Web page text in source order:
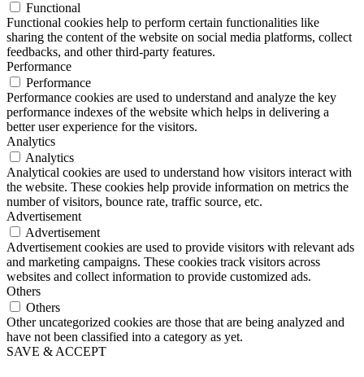
Functional
Functional cookies help to perform certain functionalities like
sharing the content of the website on social media platforms, collect
feedbacks, and other third-party features.
Performance
Performance
Performance cookies are used to understand and analyze the key
performance indexes of the website which helps in delivering a
better user experience for the visitors.
Analytics
Analytics
Analytical cookies are used to understand how visitors interact with
the website. These cookies help provide information on metrics the
number of visitors, bounce rate, traffic source, etc.
Advertisement
Advertisement
Advertisement cookies are used to provide visitors with relevant ads
and marketing campaigns. These cookies track visitors across
websites and collect information to provide customized ads.
Others
Others
Other uncategorized cookies are those that are being analyzed and
have not been classified into a category as yet.
SAVE & ACCEPT